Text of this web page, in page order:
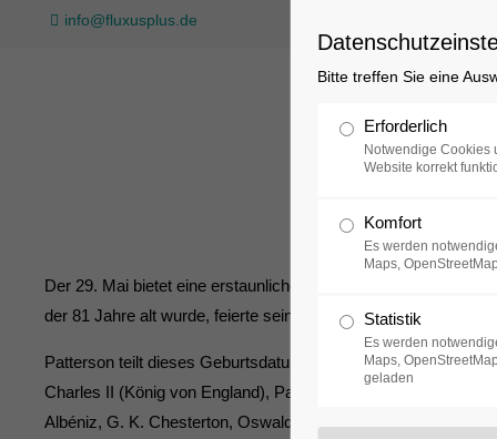
info@fluxusplus.de
Sammlung
Der 29. Mai bietet eine erstaunliche Ansammlung von
der 81 Jahre alt wurde, feierte seine Mitgeburtstagskinder in
Patterson teilt dieses Geburtsdatum mit einer erstaunlichen
Charles II (König von England), Patrick Henry
Albéniz, G. K. Chesterton, Oswald Spengler, Erich Wolfgang
Bitte treffen Sie eine
Erforderlich
Notwendige Cookies
Website korrekt
Komfort
Es werden
Maps,
Statistik
Es werden
Maps,
geladen